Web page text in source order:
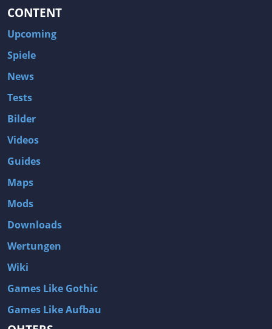
CONTENT
Upcoming
Spiele
News
Tests
Bilder
Videos
Guides
Maps
Mods
Downloads
Wertungen
Wiki
Games Like Gothic
Games Like Aufbau